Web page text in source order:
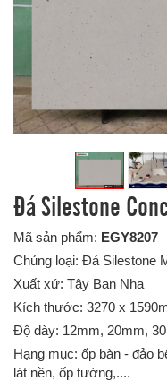
Đá Silestone
Mã sản phẩm: EGY8207
Chủng loại: Đá Silestone
Xuất xứ: Tây Ban Nha
Kích thước: 3270 x
Độ dày: 12mm, 20mm,
Hạng mục: ốp bàn - đảo
lát nền, ốp tường,....